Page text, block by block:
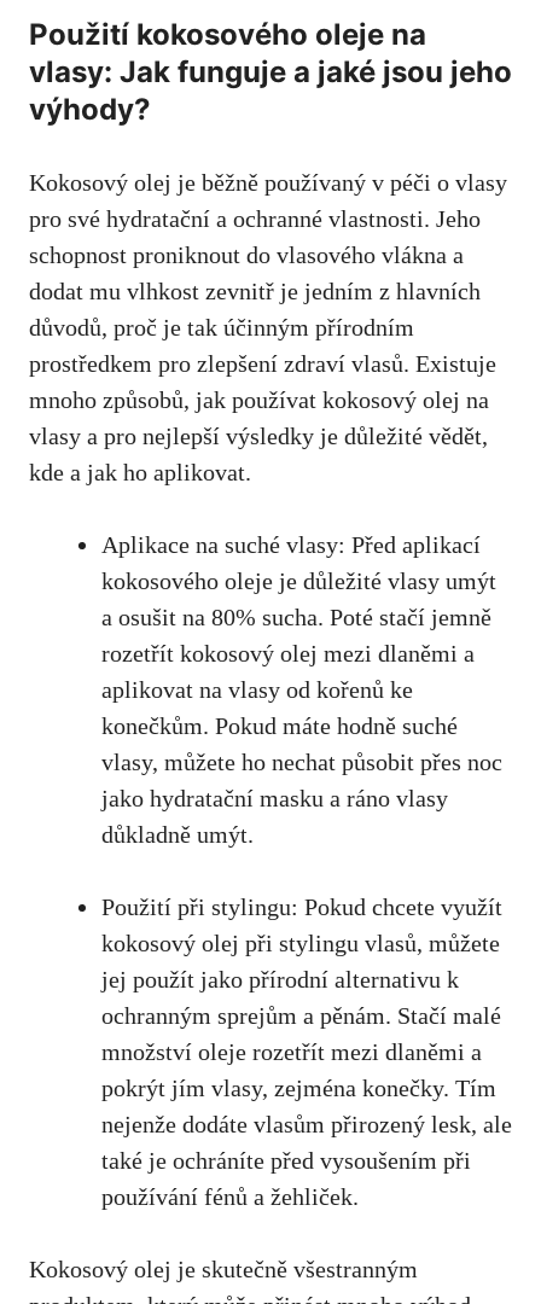
Použití kokosového oleje na
vlasy: Jak funguje a jaké jsou jeho
výhody?
Kokosový olej je běžně používaný v péči o vlasy
pro své hydratační a ochranné vlastnosti. Jeho
schopnost proniknout do vlasového vlákna a
dodat mu vlhkost zevnitř je jedním z hlavních
důvodů, proč je tak účinným přírodním
prostředkem pro zlepšení zdraví vlasů. Existuje
mnoho způsobů, jak používat kokosový olej na
vlasy a pro nejlepší výsledky je důležité vědět,
kde a jak ho aplikovat.
Aplikace na suché vlasy: Před aplikací
kokosového oleje je důležité vlasy umýt
a osušit na 80% sucha. Poté stačí jemně
rozetřít kokosový olej mezi dlaněmi a
aplikovat na vlasy od kořenů ke
konečkům. Pokud máte hodně suché
vlasy, můžete ho nechat působit přes noc
jako hydratační masku a ráno vlasy
důkladně umýt.
Použití při stylingu: Pokud chcete využít
kokosový olej při stylingu vlasů, můžete
jej použít jako přírodní alternativu k
ochranným sprejům a pěnám. Stačí malé
množství oleje rozetřít mezi dlaněmi a
pokrýt jím vlasy, zejména konečky. Tím
nejenže dodáte vlasům přirozený lesk, ale
také je ochráníte před vysoušením při
používání fénů a žehliček.
Kokosový olej je skutečně všestranným